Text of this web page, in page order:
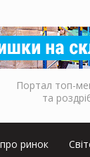
Портал топ-
та
ринок